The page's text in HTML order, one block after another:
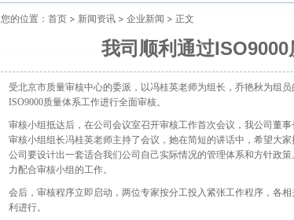
您的位置： 首页 > 新闻资讯 > 企业新闻 > 正文
我司顺利通过
受北京市质量审核中心的委派，以冯桂英老师为组长，乔艳秋为组
ISO9000质量体系工作进行全面审核。
审核小组抵达后，在公司会议室召开审核工作首次会议，我公司董
审核小组组长冯桂英老师主持了会议，她在简短的讲话中，希望大
公司要设计出一套适合我们公司自己实际情况的管理体系和方针政
力配合审核小组的工作。
会后，审核程序立即启动，两位专家按分工投入紧张工作程序，各
利进行。